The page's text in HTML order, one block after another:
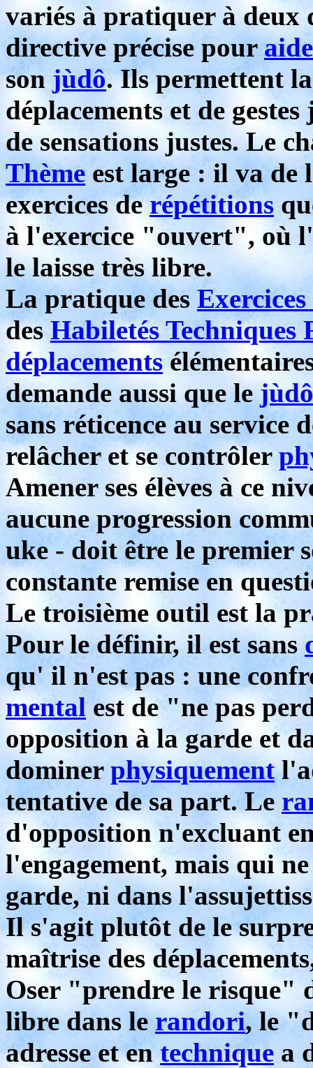
variés à pratiquer à deux
directive précise pour
son jùdô. Ils permettent
déplacements et de
de sensations justes. Le
Thème est large : il va de
exercices derépétitions
à l'exercice "ouvert", où
le laisse très libre.
La pratique des
desHabiletés Techniques
déplacements
demande aussi que le
sans réticence au service
relâcher et se contrôler
Amener ses élèves à ce
aucune progression
uke - doit être le premier
constante remise en
Le troisième outil est la
Pour le définir, il est sans
qu' il n'est pas : une
mental est de "ne pas
opposition à la garde et
dominer physiquement
tentative de sa part. Le
d'opposition n'excluant
l'engagement, mais qui
garde, ni dans
Il s'agit plutôt de le
maîtrise des
Oser "prendre le risque"
libre dans lerandori, le
adresse et entechnique a